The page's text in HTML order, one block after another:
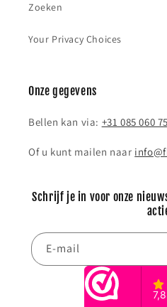
Zoeken
Your Privacy Choices
Onze gegevens
Bellen kan via: +31 085 060
Of u kunt mailen naar
Schrijf je in voor onze
E‑mail